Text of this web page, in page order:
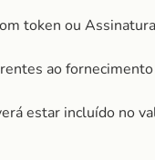
token ou
ao
estar incluído no